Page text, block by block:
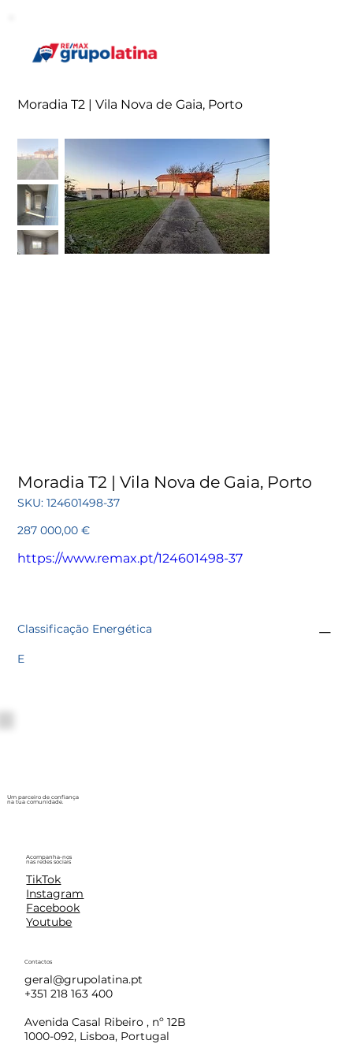
Moradia T2 | Vila Nova de Gaia, Porto
Moradia T2 | Vila Nova de Gaia, Porto
SKU: SKU
124601498-
124601498-37
Preço
287 000,00 €
https://www.remax.pt/124601498-37
Classificação Energética
E
Um parceiro de confiança
na tua comunidade.
Acompanha-nos
nas redes sociais
TikTok
Instagram
Facebook
Youtube
Contactos
geral@grupolatina.pt
+351 218 163 400
Avenida Casal Ribeiro , nº 12B
1000-092, Lisboa, Portugal